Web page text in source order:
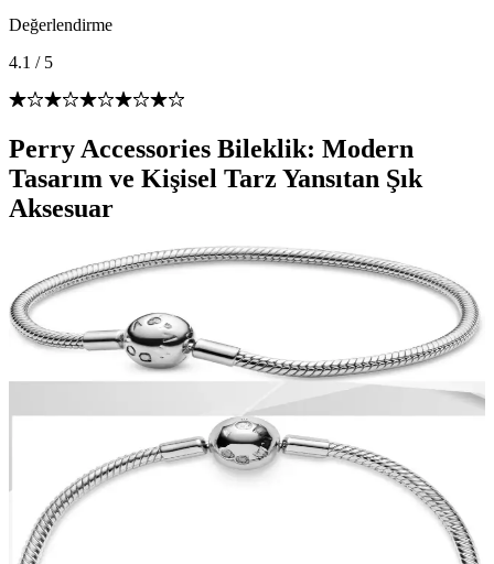
Değerlendirme
4.1 / 5
Perry Accessories Bileklik: Modern
Tasarım ve Kişisel Tarz Yansıtan Şık
Aksesuar